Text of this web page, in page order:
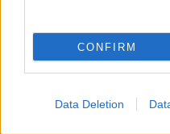
CONFIRM
Data Deletion
Raid nelle
la rete